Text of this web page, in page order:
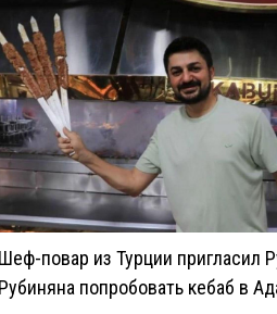
Шеф-повар из Турции пригласил
Рубиняна попробовать кебаб в